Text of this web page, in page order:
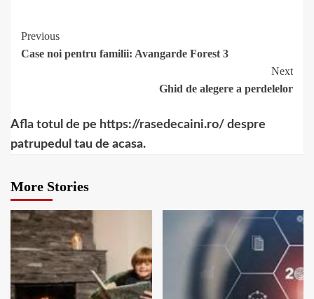
anticelulitica
Continue
Reading
Previous
Case noi pentru familii: Avangarde Forest 3
Next
Ghid de alegere a perdelelor
Afla totul de pe https://rasedecaini.ro/ despre
patrupedul tau de acasa.
More Stories